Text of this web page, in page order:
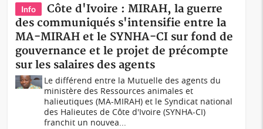
Info
Côte d'Ivoire : MIRAH, la guerre
des communiqués s'intensifie entre la
MA-MIRAH et le SYNHA-CI sur fond de
gouvernance et le projet de précompte
sur les salaires des agents
Le différend entre la Mutuelle des agents du
ministère des Ressources animales et
halieutiques (MA-MIRAH) et le Syndicat national
des Halieutes de Côte d'Ivoire (SYNHA-CI)
franchit un nouvea...